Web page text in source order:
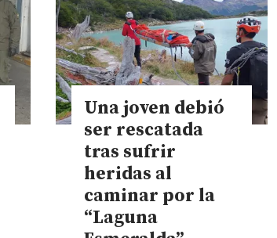
Una joven debió
ser rescatada
tras sufrir
heridas al
caminar por la
“Laguna